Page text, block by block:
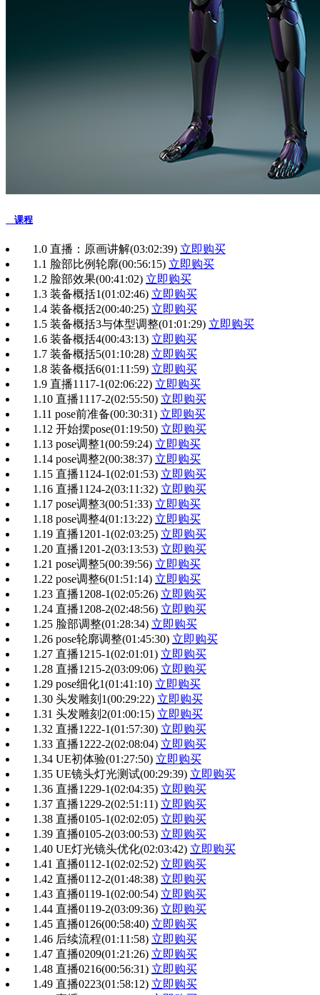
课程
1.0 直播：原画讲解(03:02:39) 立即购买
1.1 脸部比例轮廓(00:56:15) 立即购买
1.2 脸部效果(00:41:02) 立即购买
1.3 装备概括1(01:02:46) 立即购买
1.4 装备概括2(00:40:25) 立即购买
1.5 装备概括3与体型调整(01:01:29) 立即购买
1.6 装备概括4(00:43:13) 立即购买
1.7 装备概括5(01:10:28) 立即购买
1.8 装备概括6(01:11:59) 立即购买
1.9 直播1117-1(02:06:22) 立即购买
1.10 直播1117-2(02:55:50) 立即购买
1.11 pose前准备(00:30:31) 立即购买
1.12 开始摆pose(01:19:50) 立即购买
1.13 pose调整1(00:59:24) 立即购买
1.14 pose调整2(00:38:37) 立即购买
1.15 直播1124-1(02:01:53) 立即购买
1.16 直播1124-2(03:11:32) 立即购买
1.17 pose调整3(00:51:33) 立即购买
1.18 pose调整4(01:13:22) 立即购买
1.19 直播1201-1(02:03:25) 立即购买
1.20 直播1201-2(03:13:53) 立即购买
1.21 pose调整5(00:39:56) 立即购买
1.22 pose调整6(01:51:14) 立即购买
1.23 直播1208-1(02:05:26) 立即购买
1.24 直播1208-2(02:48:56) 立即购买
1.25 脸部调整(01:28:34) 立即购买
1.26 pose轮廓调整(01:45:30) 立即购买
1.27 直播1215-1(02:01:01) 立即购买
1.28 直播1215-2(03:09:06) 立即购买
1.29 pose细化1(01:41:10) 立即购买
1.30 头发雕刻1(00:29:22) 立即购买
1.31 头发雕刻2(01:00:15) 立即购买
1.32 直播1222-1(01:57:30) 立即购买
1.33 直播1222-2(02:08:04) 立即购买
1.34 UE初体验(01:27:50) 立即购买
1.35 UE镜头灯光测试(00:29:39) 立即购买
1.36 直播1229-1(02:04:35) 立即购买
1.37 直播1229-2(02:51:11) 立即购买
1.38 直播0105-1(02:02:05) 立即购买
1.39 直播0105-2(03:00:53) 立即购买
1.40 UE灯光镜头优化(02:03:42) 立即购买
1.41 直播0112-1(02:02:52) 立即购买
1.42 直播0112-2(01:48:38) 立即购买
1.43 直播0119-1(02:00:54) 立即购买
1.44 直播0119-2(03:09:36) 立即购买
1.45 直播0126(00:58:40) 立即购买
1.46 后续流程(01:11:58) 立即购买
1.47 直播0209(01:21:26) 立即购买
1.48 直播0216(00:56:31) 立即购买
1.49 直播0223(01:58:12) 立即购买